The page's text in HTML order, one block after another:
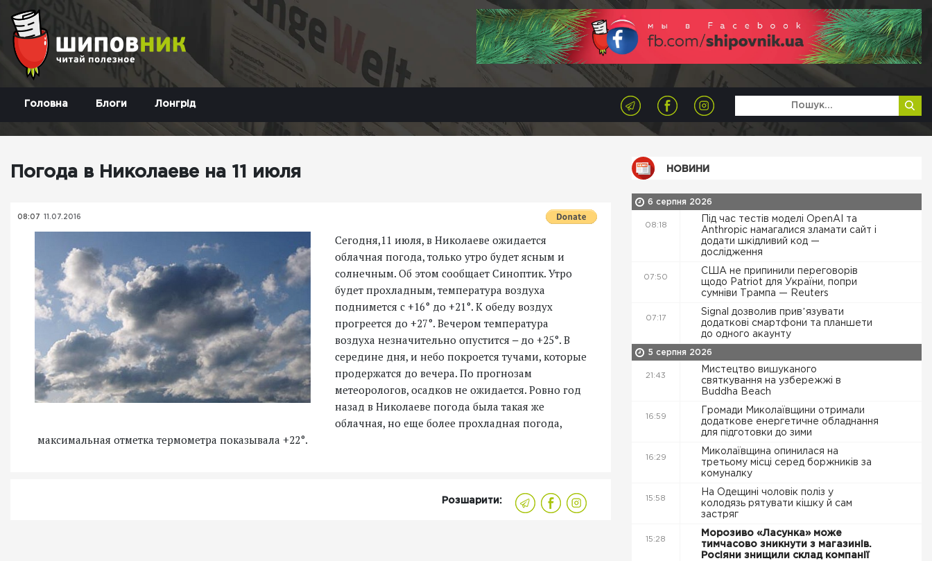
Головна Блоги Лонгрід
Погода в Николаеве на 11 июля
08:07 11.07.2016
Сегодня,11 июля, в Николаеве ожидается
облачная погода, только утро будет ясным и
солнечным. Об этом сообщает Синоптик. Утро
будет прохладным, температура воздуха
поднимется с +16° до +21°. К обеду воздух
прогреется до +27°. Вечером температура
воздуха незначительно опустится ‒ до +25°. В
середине дня, и небо покроется тучами, которые
продержатся до вечера. По прогнозам
метеорологов, осадков не ожидается. Ровно год
назад в Николаеве погода была такая же
облачная, но еще более прохладная погода,
максимальная отметка термометра показывала +22°.
Розшарити:
НОВИНИ
6 серпня 2026
08:18
Під час тестів моделі OpenAI та
Anthropic намагалися зламати сайт і
додати шкідливий код —
дослідження
07:50
США не припинили переговорів
щодо Patriot для України, попри
сумніви Трампа — Reuters
07:17
Signal дозволив привʼязувати
додаткові смартфони та планшети
до одного акаунту
5 серпня 2026
21:43
Мистецтво вишуканого
святкування на узбережжі в
Buddha Beach
16:59
Громади Миколаївщини отримали
додаткове енергетичне обладнання
для підготовки до зими
16:29
Миколаївщина опинилася на
третьому місці серед боржників за
комуналку
15:58
На Одещині чоловік поліз у
колодязь рятувати кішку й сам
застряг
15:28
Морозиво «Ласунка» може
тимчасово зникнути з магазинів.
Росіяни знищили склад компанії